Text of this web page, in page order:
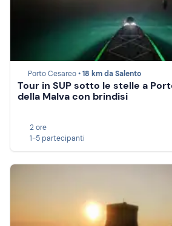
Porto Cesareo •18 km da Salento
Tour in SUP sotto le stelle a
della Malva con brindisi
2 ore
1-5 partecipanti